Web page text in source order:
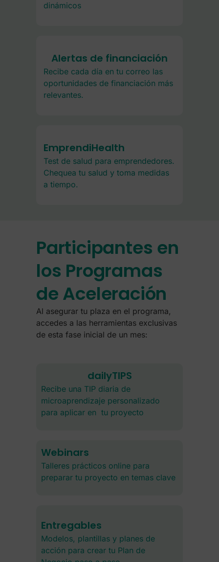
dinámicos
Alertas de financiación
Recibe cada día en tu correo las
oportunidades de financiación más
relevantes.
EmprendiHealth
Test de salud para emprendedores.
Chequea tu salud y toma medidas
a tiempo.
Participantes en
los Programas
de Aceleración
Al asegurar tu plaza en el programa,
accedes a las herramientas exclusivas
de esta fase inicial de un mes:
dailyTIPS
Recibe una TIP diaria de
microaprendizaje personalizado
para aplicar en tu proyecto
Webinars
Talleres prácticos online para
preparar tu proyecto en temas clave
Entregables
Modelos, plantillas y planes de
acción para crear tu Plan de